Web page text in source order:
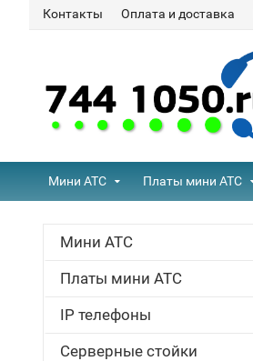
Контакты Оплата и доставка
Мини АТС Платы мини АТС
Мини АТС
Платы мини АТС
IP телефоны
Серверные стойки